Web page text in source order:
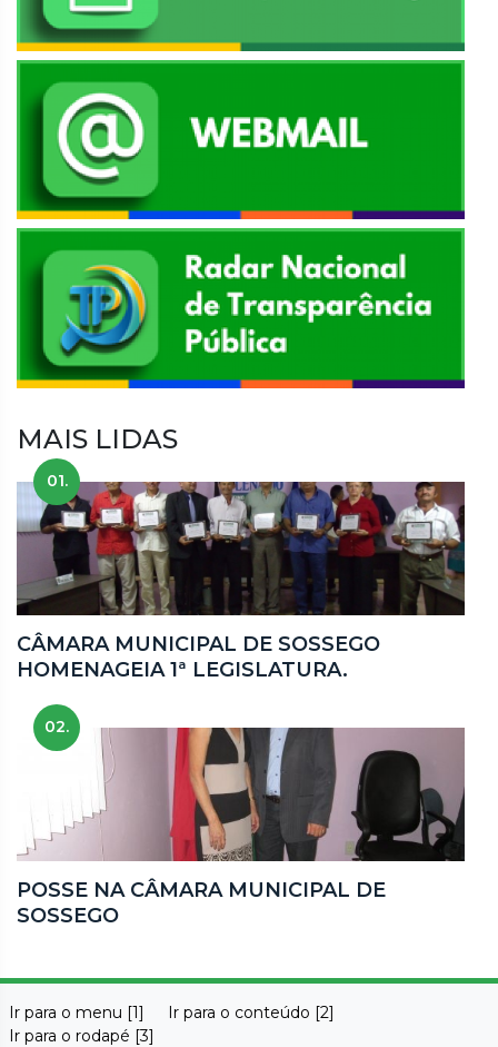
MAIS LIDAS
01.
CÂMARA MUNICIPAL DE SOSSEGO
HOMENAGEIA 1ª LEGISLATURA.
02.
POSSE NA CÂMARA MUNICIPAL DE
SOSSEGO
Ir para o menu [1]
Ir para o conteúdo [2]
Ir para o rodapé [3]